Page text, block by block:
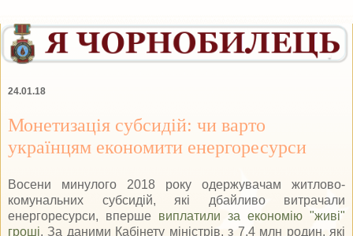
24.01.18
Монетизація субсидій: чи варто
українцям економити енергоресурси
Восени минулого 2018 року одержувачам житлово-
комунальних субсидій, які дбайливо витрачали
енергоресурси, вперше виплатили за економію "живі"
гроші. За даними Кабінету міністрів, з 7,4 млн родин, які